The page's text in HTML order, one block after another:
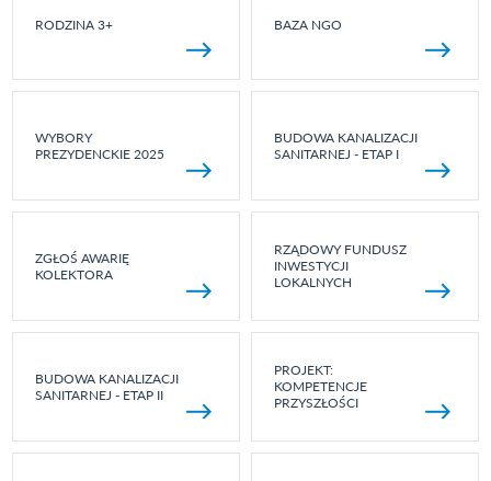
RODZINA 3+ BAZA NGO
WYBORY
PREZYDENCKIE 2025
BUDOWA KANALIZACJI
SANITARNEJ - ETAP I
ZGŁOŚ AWARIĘ
KOLEKTORA
RZĄDOWY FUNDUSZ
INWESTYCJI
LOKALNYCH
BUDOWA KANALIZACJI
SANITARNEJ - ETAP II
PROJEKT:
KOMPETENCJE
PRZYSZŁOŚCI